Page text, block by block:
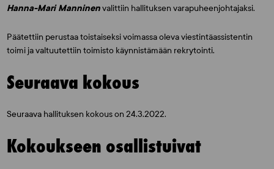
Hanna-Mari Manninenvalittiin hallituksen varapuheenjohtajaksi.
Päätettiin perustaa toistaiseksi voimassa oleva viestintäassistentin
toimi ja valtuutettiin toimisto käynnistämään rekrytointi.
Seuraava kokous
Seuraava hallituksen kokous on 24.3.2022.
Kokoukseen osallistuivat